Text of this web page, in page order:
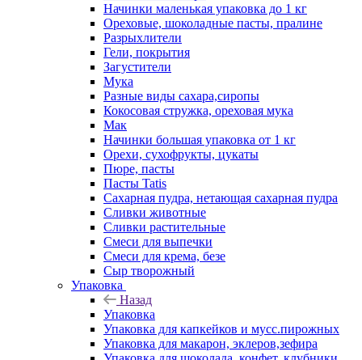
Начинки маленькая упаковка до 1 кг
Ореховые, шоколадные пасты, пралине
Разрыхлители
Гели, покрытия
Загустители
Мука
Разные виды сахара,сиропы
Кокосовая стружка, ореховая мука
Мак
Начинки большая упаковка от 1 кг
Орехи, сухофрукты, цукаты
Пюре, пасты
Пасты Tatis
Сахарная пудра, нетающая сахарная пудра
Сливки животные
Сливки растительные
Смеси для выпечки
Смеси для крема, безе
Сыр творожный
Упаковка
Назад
Упаковка
Упаковка для капкейков и мусс.пирожных
Упаковка для макарон, эклеров,зефира